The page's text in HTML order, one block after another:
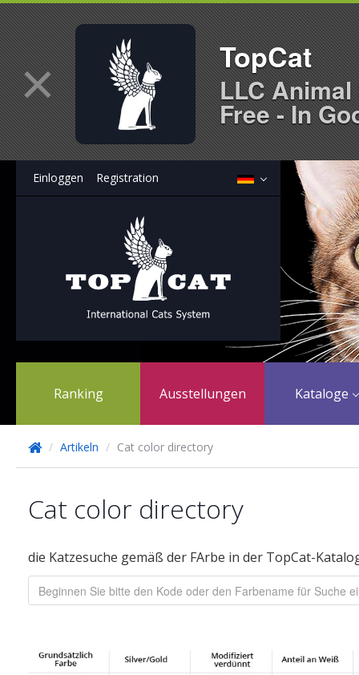
Einloggen Registration
Ranking Ausstellungen Kataloge
/ Artikeln / Cat color directory
Cat color directory
die Katzesuche gemäß der FArbe in der TopCat-
× TopCat
LLC
Free - In